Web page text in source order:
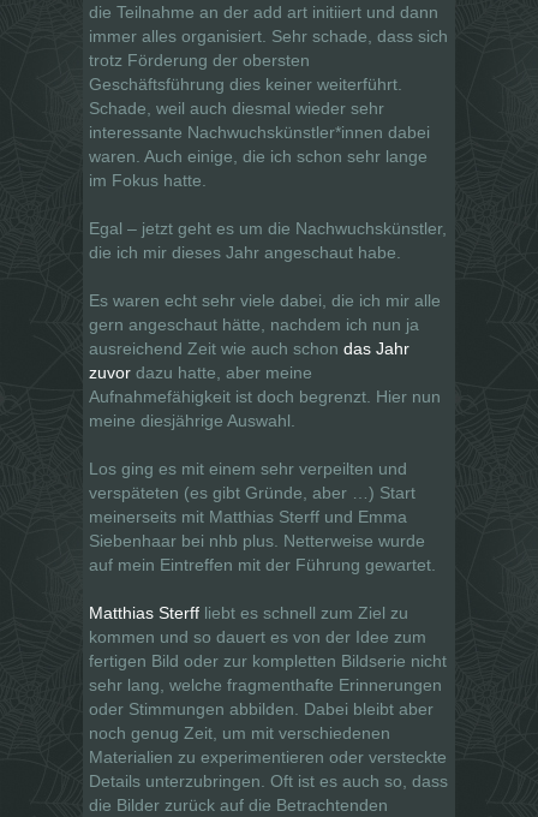
die Teilnahme an der add art initiiert und dann
immer alles organisiert. Sehr schade, dass sich
trotz Förderung der obersten
Geschäftsführung dies keiner weiterführt.
Schade, weil auch diesmal wieder sehr
interessante Nachwuchskünstler*innen dabei
waren. Auch einige, die ich schon sehr lange
im Fokus hatte.
Egal – jetzt geht es um die Nachwuchskünstler,
die ich mir dieses Jahr angeschaut habe.
Es waren echt sehr viele dabei, die ich mir alle
gern angeschaut hätte, nachdem ich nun ja
ausreichend Zeit wie auch schon das Jahr
zuvor dazu hatte, aber meine
Aufnahmefähigkeit ist doch begrenzt. Hier nun
meine diesjährige Auswahl.
Los ging es mit einem sehr verpeilten und
verspäteten (es gibt Gründe, aber …) Start
meinerseits mit Matthias Sterff und Emma
Siebenhaar bei nhb plus. Netterweise wurde
auf mein Eintreffen mit der Führung gewartet.
Matthias Sterff liebt es schnell zum Ziel zu
kommen und so dauert es von der Idee zum
fertigen Bild oder zur kompletten Bildserie nicht
sehr lang, welche fragmenthafte Erinnerungen
oder Stimmungen abbilden. Dabei bleibt aber
noch genug Zeit, um mit verschiedenen
Materialien zu experimentieren oder versteckte
Details unterzubringen. Oft ist es auch so, dass
die Bilder zurück auf die Betrachtenden